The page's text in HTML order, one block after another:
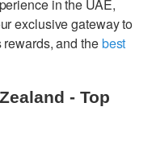
in the UAE,
exclusive gateway to
and thebest
- Top